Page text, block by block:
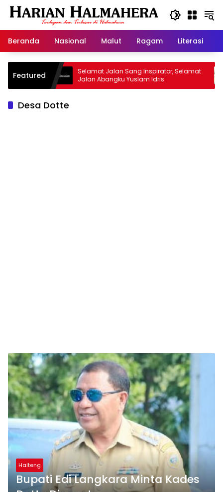
Langsung
Beranda
Nasional Malut Ragam Literasi
Featured
Selamat Jalan Sang Inspirator, Selamat
Jalan Abangku Yuslam Idris
Desa Dotte
Halteng
Bupati Edi Langkara Minta Kades